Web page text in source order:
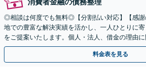
◎相談は何度でも無料◎【分割払い対応】【感謝
地での豊富な解決実績を活かし、一人ひとりに
をご提案いたします。個人・法人、借金の理由
ますので、まずはお気軽にご相談を【千歳烏山
料金表を見る